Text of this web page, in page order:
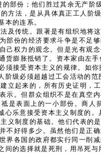
部份；他们胜过其余无产
方法，是从具体真正工人
本的连系。
及传统。跟著是有组织地
部份的经济要求斗争是不足
己权力的观念。但是光有观
货膨胀抵销了。资本家由左
须接受资本主义的规律。
级必须超越过工会活动的范
立起来的，所有历史证明
示。但群众组织不是在真
是表面上的一小部份。商
乐意接受资本主义制度的
义制度的基础。他们代表
不好得多少。虽然他们是正
界各国的政府都实行同一削
的选择就是死刑，用吊死